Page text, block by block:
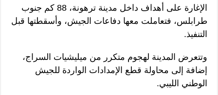
الإغارة على أهداف داخل مدينة ترهونة، 88 كم جنوب
طرابلس، فتعاملت معها دفاعات الجيش، وأسقطتها قبل
التنفيذ.
وتتعرض المدينة لهجوم متكرر من ميليشيات السراج،
إضافة إلى محاولة قطع الإمدادات الواردة للجيش
الوطني الليبي.